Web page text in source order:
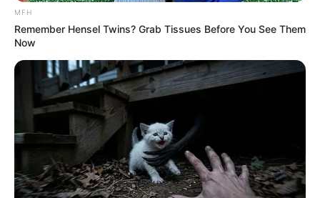
MFH
Remember Hensel Twins? Grab Tissues Before You See Them
Now